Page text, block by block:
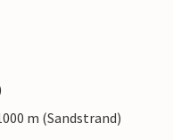
m (Sandstrand)